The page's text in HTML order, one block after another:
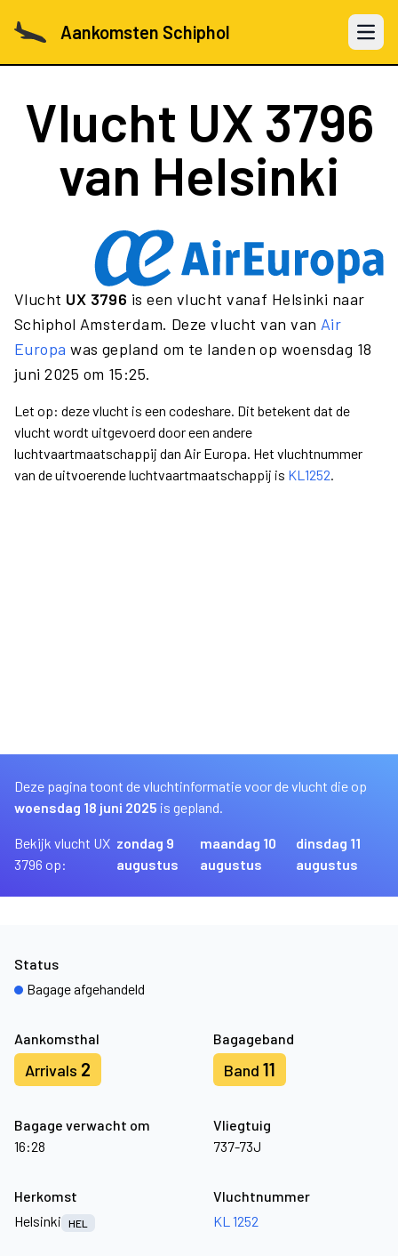
Aankomsten Schiphol Open
Vlucht UX 3796
van Helsinki
Vlucht UX 3796 is een vlucht vanaf Helsinki naar
Schiphol Amsterdam. Deze vlucht van van Air
Europa was gepland om te landen op woensdag 18
juni 2025 om 15:25.
Let op: deze vlucht is een codeshare. Dit betekent dat de
vlucht wordt uitgevoerd door een andere
luchtvaartmaatschappij dan Air Europa. Het vluchtnummer
van de uitvoerende luchtvaartmaatschappij is KL1252.
Deze pagina toont de vluchtinformatie voor de vlucht die op
woensdag 18 juni 2025 is gepland.
Bekijk vlucht UX
3796 op:
zondag 9
augustus
maandag 10
augustus
dinsdag 11
augustus
Aankomsthal
Arrivals 2
Bagageband
Band 11
Bagage verwacht om
16:28
Vliegtuig
737-73J
Status
Bagage afgehandeld
Herkomst
Helsinki
HEL
Vluchtnummer
KL 1252